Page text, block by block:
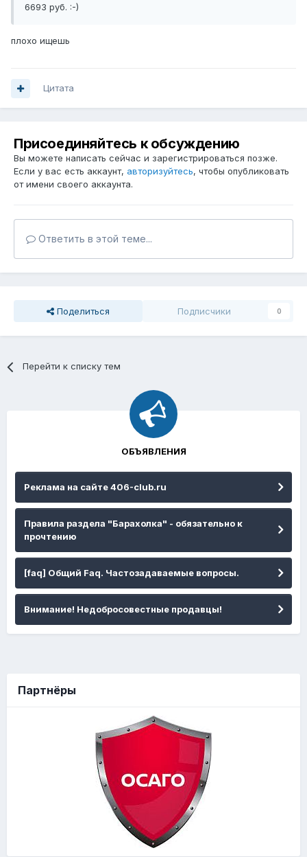
6693 руб. :-)
плохо ищешь
Цитата
Присоединяйтесь к обсуждению
Вы можете написать сейчас и зарегистрироваться позже.
Если у вас есть аккаунт, авторизуйтесь, чтобы опубликовать
от имени своего аккаунта.
Ответить в этой теме...
Поделиться Подписчики 0
Перейти к списку тем
ОБЪЯВЛЕНИЯ
Реклама на сайте 406-club.ru
Правила раздела "Барахолка" - обязательно к
прочтению
[faq] Общий Faq. Частозадаваемые вопросы.
Внимание! Недобросовестные продавцы!
Партнёры